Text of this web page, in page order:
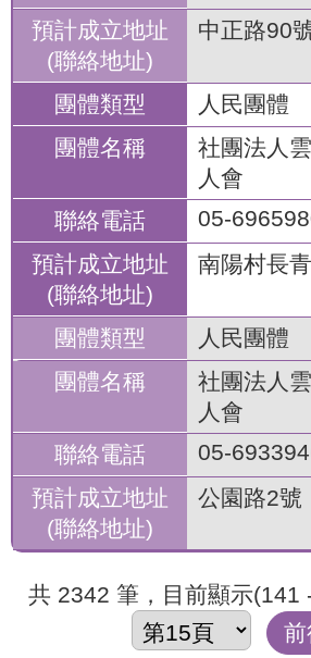
中正路90
人民團體
社團法人
人會
05-
南陽村長
人民團體
社團法人
人會
05-
公園路2號
共 2342 筆，目前顯示(141
前